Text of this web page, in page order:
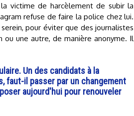
victime de harcèlement de subir la
refuse de faire la police chez lui.
pour éviter que des journalistes
une autre, de manière anonyme. Il
Un des candidats à la
faut-il passer par un changement
aujourd'hui pour renouveler